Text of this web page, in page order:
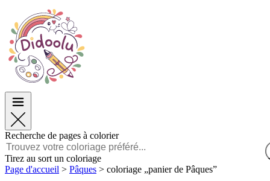
Pâques
TOP Catégories
Pour les Garçons
Pour les Filles
Français
POLSKI
Pâques
TOP Catégories
Pour les Garçons
Pour les Filles
Recherche de pages à colorier
Tirez au sort un coloriage
Page d'accueil > Pâques > coloriage „panier de Pâques”